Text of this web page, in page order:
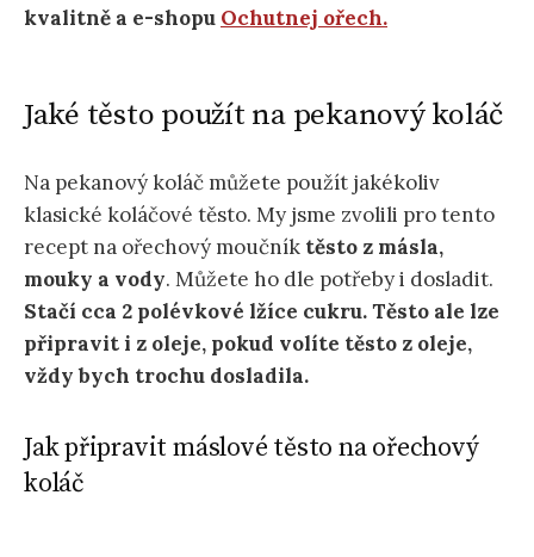
kvalitně a e-shopu Ochutnej ořech.
Jaké těsto použít na pekanový koláč
Na pekanový koláč můžete použít jakékoliv
klasické koláčové těsto. My jsme zvolili pro tento
recept na ořechový moučník těsto z másla,
mouky a vody. Můžete ho dle potřeby i dosladit.
Stačí cca 2 polévkové lžíce cukru. Těsto ale lze
připravit i z oleje, pokud volíte těsto z oleje,
vždy bych trochu dosladila.
Jak připravit máslové těsto na ořechový
koláč